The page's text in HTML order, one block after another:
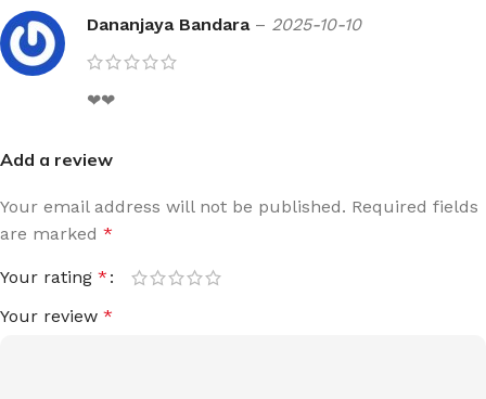
Dananjaya Bandara – 2025-10-10
❤❤
Add a review
Your email address will not be published. Required fields
are marked *
Your rating *
Your review *